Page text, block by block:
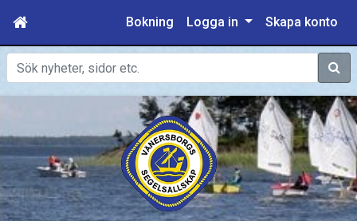
Bokning Logga in Skapa konto
Sök